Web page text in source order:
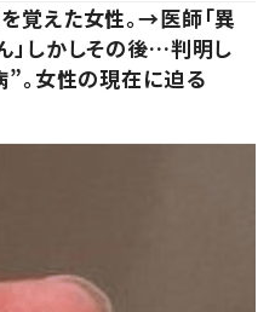
覚えた女性。→医師「異
」しかしその後…判明し
”。女性の現在に迫る